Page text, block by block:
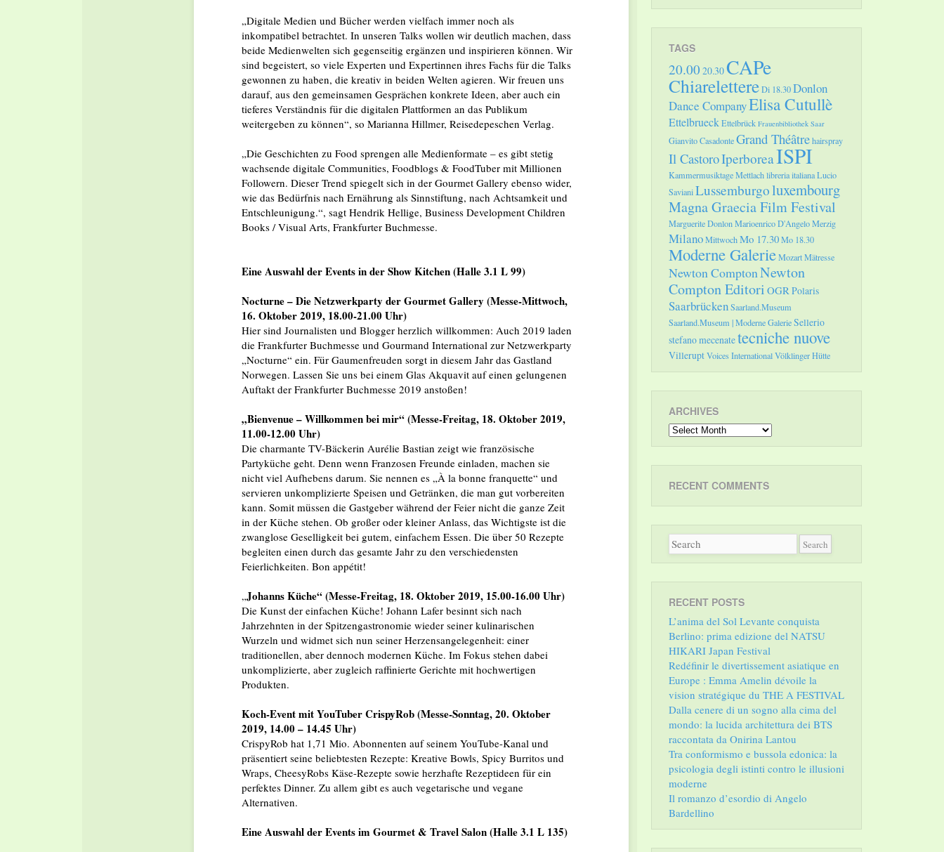
„Digitale Medien und Bücher werden vielfach immer noch als
inkompatibel betrachtet. In unseren Talks wollen wir deutlich machen, dass
beide Medienwelten sich gegenseitig ergänzen und inspirieren können. Wir
sind begeistert, so viele Experten und Expertinnen ihres Fachs für die Talks
gewonnen zu haben, die kreativ in beiden Welten agieren. Wir freuen uns
darauf, aus den gemeinsamen Gesprächen konkrete Ideen, aber auch ein
tieferes Verständnis für die digitalen Plattformen an das Publikum
weitergeben zu können“, so Marianna Hillmer, Reisedepeschen Verlag.
„Die Geschichten zu Food sprengen alle Medienformate – es gibt stetig
wachsende digitale Communities, Foodblogs & FoodTuber mit Millionen
Followern. Dieser Trend spiegelt sich in der Gourmet Gallery ebenso wider,
wie das Bedürfnis nach Ernährung als Sinnstiftung, nach Achtsamkeit und
Entschleunigung.“, sagt Hendrik Hellige, Business Development Children
Books / Visual Arts, Frankfurter Buchmesse.
Eine Auswahl der Events in der Show Kitchen (Halle 3.1 L 99)
Nocturne – Die Netzwerkparty der Gourmet Gallery (Messe-Mittwoch,
16. Oktober 2019, 18.00-21.00 Uhr)
Hier sind Journalisten und Blogger herzlich willkommen: Auch 2019 laden
die Frankfurter Buchmesse und Gourmand International zur Netzwerkparty
„Nocturne“ ein. Für Gaumenfreuden sorgt in diesem Jahr das Gastland
Norwegen. Lassen Sie uns bei einem Glas Akquavit auf einen gelungenen
Auftakt der Frankfurter Buchmesse 2019 anstoßen!
„Bienvenue – Willkommen bei mir“ (Messe-Freitag, 18. Oktober 2019,
11.00-12.00 Uhr)
Die charmante TV-Bäckerin Aurélie Bastian zeigt wie französische
Partyküche geht. Denn wenn Franzosen Freunde einladen, machen sie
nicht viel Aufhebens darum. Sie nennen es „À la bonne franquette“ und
servieren unkomplizierte Speisen und Getränken, die man gut vorbereiten
kann. Somit müssen die Gastgeber während der Feier nicht die ganze Zeit
in der Küche stehen. Ob großer oder kleiner Anlass, das Wichtigste ist die
zwanglose Geselligkeit bei gutem, einfachem Essen. Die über 50 Rezepte
begleiten einen durch das gesamte Jahr zu den verschiedensten
Feierlichkeiten. Bon appétit!
„Johanns Küche“ (Messe-Freitag, 18. Oktober 2019, 15.00-16.00 Uhr)
Die Kunst der einfachen Küche! Johann Lafer besinnt sich nach
Jahrzehnten in der Spitzengastronomie wieder seiner kulinarischen
Wurzeln und widmet sich nun seiner Herzensangelegenheit: einer
traditionellen, aber dennoch modernen Küche. Im Fokus stehen dabei
unkomplizierte, aber zugleich raffinierte Gerichte mit hochwertigen
Produkten.
Koch-Event mit YouTuber CrispyRob (Messe-Sonntag, 20. Oktober
2019, 14.00 – 14.45 Uhr)
CrispyRob hat 1,71 Mio. Abonnenten auf seinem YouTube-Kanal und
präsentiert seine beliebtesten Rezepte: Kreative Bowls, Spicy Burritos und
Wraps, CheesyRobs Käse-Rezepte sowie herzhafte Rezeptideen für ein
perfektes Dinner. Zu allem gibt es auch vegetarische und vegane
Alternativen.
Eine Auswahl der Events im Gourmet & Travel Salon (Halle 3.1 L 135)
TAGS
20.00 20.30CAPe
ChiarelettereDi 18.30Donlon
Dance CompanyElisa Cutullè
EttelbrueckEttelbrück Frauenbibliothek Saar
Gianvito CasadonteGrand Théâtrehairspray
Il CastoroIperboreaISPI
Kammermusiktage Mettlachlibreria italianaLucio
SavianiLussemburgoluxembourg
Magna Graecia Film Festival
Marguerite DonlonMarioenrico D'AngeloMerzig
MilanoMittwochMo 17.30Mo 18.30
Moderne GalerieMozartMätresse
Newton ComptonNewton
Compton Editori OGRPolaris
SaarbrückenSaarland.Museum
Saarland.Museum | Moderne GalerieSellerio
stefano mecenatetecniche nuove
VilleruptVoices InternationalVölklinger Hütte
ARCHIVES
Archives
RECENT COMMENTS
RECENT POSTS
L’anima del Sol Levante conquista
Berlino: prima edizione del NATSU
HIKARI Japan Festival
Redéfinir le divertissement asiatique en
Europe : Emma Amelin dévoile la
vision stratégique du THE A FESTIVAL
Dalla cenere di un sogno alla cima del
mondo: la lucida architettura dei BTS
raccontata da Onirina Lantou
Tra conformismo e bussola edonica: la
psicologia degli istinti contro le illusioni
moderne
Il romanzo d’esordio di Angelo
Bardellino